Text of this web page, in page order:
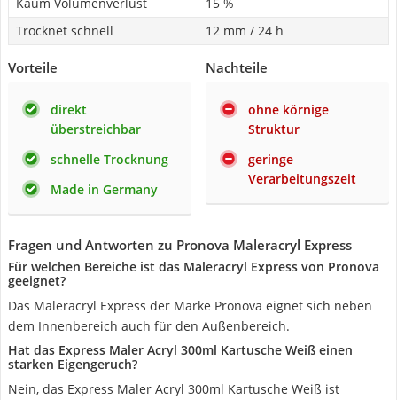
Trocknet schnell
12 mm / 24 h
Vorteile
direkt
überstreichbar
schnelle Trocknung
Made in Germany
Nachteile
ohne körnige
Struktur
geringe
Verarbeitungszeit
Fragen und Antworten zu Pronova Maleracryl Express
Für welchen Bereiche ist das Maleracryl Express von Pronova
geeignet?
Das Maleracryl Express der Marke Pronova eignet sich neben
dem Innenbereich auch für den Außenbereich.
Hat das Express Maler Acryl 300ml Kartusche Weiß einen
starken Eigengeruch?
Nein, das Express Maler Acryl 300ml Kartusche Weiß ist